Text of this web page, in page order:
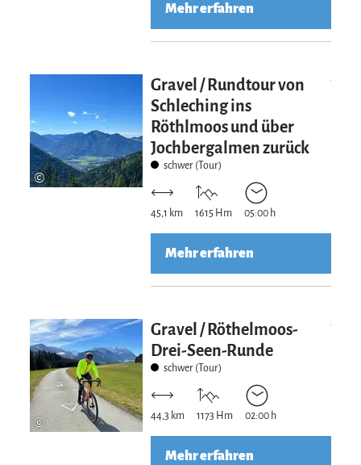
Mehr erfahren
©
Gravel / Rundtour von
Schleching ins
Röthlmoos und über
Jochbergalmen zurück
schwer (Tour)
45,1 km 1615 Hm 05:00 h
Mehr erfahren
©
Gravel / Röthelmoos-
Drei-Seen-Runde
schwer (Tour)
44,3 km 1173 Hm 02:00 h
Mehr erfahren